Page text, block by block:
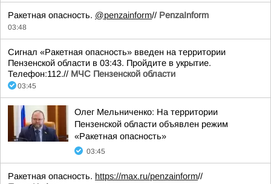
Ракетная опасность. @penzainform// PenzaInform
03:48
Сигнал «Ракетная опасность» введен на территории
Пензенской области в 03:43. Пройдите в укрытие.
Телефон:112.// МЧС Пензенской области
03:45
Олег Мельниченко: На территории
Пензенской области объявлен режим
«Ракетная опасность»
03:45
Ракетная опасность. https://max.ru/penzainform//